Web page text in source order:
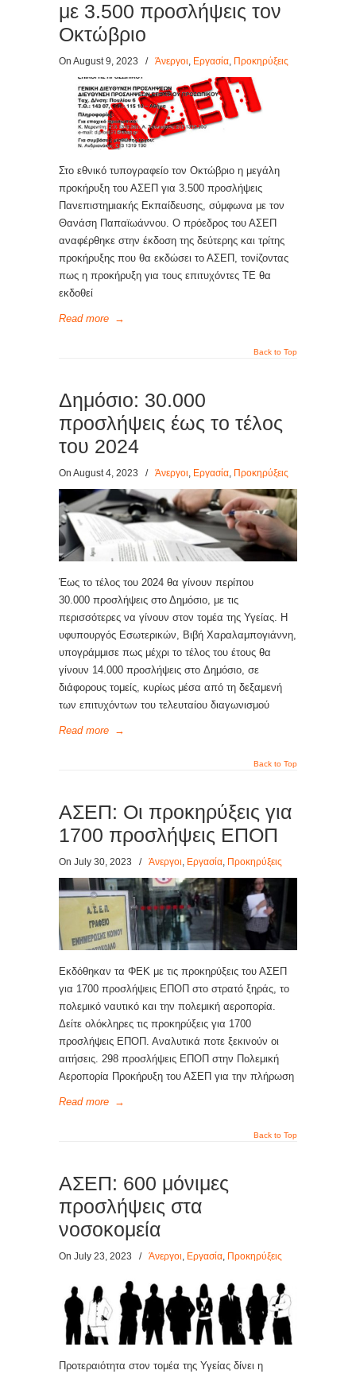
με 3.500 προσλήψεις τον
Οκτώβριο
On August 9, 2023 / Άνεργοι, Εργασία, Προκηρύξεις
Στο εθνικό τυπογραφείο τον Οκτώβριο η μεγάλη
προκήρυξη του ΑΣΕΠ για 3.500 προσλήψεις
Πανεπιστημιακής Εκπαίδευσης, σύμφωνα με τον
Θανάση Παπαϊωάννου. Ο πρόεδρος του ΑΣΕΠ
αναφέρθηκε στην έκδοση της δεύτερης και τρίτης
προκήρυξης που θα εκδώσει το ΑΣΕΠ, τονίζοντας
πως η προκήρυξη για τους επιτυχόντες ΤΕ θα
εκδοθεί
Read more →
Back to Top
Δημόσιο: 30.000
προσλήψεις έως το τέλος
του 2024
On August 4, 2023 / Άνεργοι, Εργασία, Προκηρύξεις
Έως το τέλος του 2024 θα γίνουν περίπου
30.000 προσλήψεις στο Δημόσιο, με τις
περισσότερες να γίνουν στον τομέα της Υγείας. Η
υφυπουργός Εσωτερικών, Βιβή Χαραλαμπογιάννη,
υπογράμμισε πως μέχρι το τέλος του έτους θα
γίνουν 14.000 προσλήψεις στο Δημόσιο, σε
διάφορους τομείς, κυρίως μέσα από τη δεξαμενή
των επιτυχόντων του τελευταίου διαγωνισμού
Read more →
Back to Top
ΑΣΕΠ: Οι προκηρύξεις για
1700 προσλήψεις ΕΠΟΠ
On July 30, 2023 / Άνεργοι, Εργασία, Προκηρύξεις
Εκδόθηκαν τα ΦΕΚ με τις προκηρύξεις του ΑΣΕΠ
για 1700 προσλήψεις ΕΠΟΠ στο στρατό ξηράς, το
πολεμικό ναυτικό και την πολεμική αεροπορία.
Δείτε ολόκληρες τις προκηρύξεις για 1700
προσλήψεις ΕΠΟΠ. Αναλυτικά ποτε ξεκινούν οι
αιτήσεις. 298 προσλήψεις ΕΠΟΠ στην Πολεμική
Αεροπορία Προκήρυξη του ΑΣΕΠ για την πλήρωση
Read more →
Back to Top
ΑΣΕΠ: 600 μόνιμες
προσλήψεις στα
νοσοκομεία
On July 23, 2023 / Άνεργοι, Εργασία, Προκηρύξεις
Προτεραιότητα στον τομέα της Υγείας δίνει η